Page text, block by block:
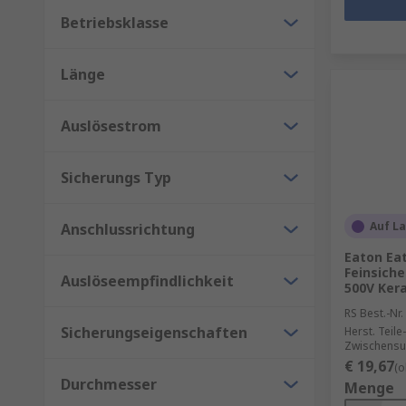
Betriebsklasse
Länge
Auslösestrom
Sicherungs Typ
Anschlussrichtung
Auslöseempfindlichkeit
Sicherungseigenschaften
Durchmesser
Auf
Eaton
500V
RS Best.-Nr.
Herst.
€ 19,67
Menge